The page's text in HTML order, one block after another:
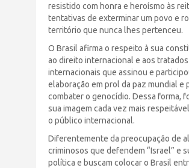
resistido com honra e heroísmo às
tentativas de exterminar um povo e
território que nunca lhes pertenceu.
O Brasil afirma o respeito à sua
ao direito internacional e aos tratados
internacionais que assinou e
elaboração em prol da paz mundial e
combater o genocídio. Dessa forma,
sua imagem cada vez mais
o público internacional.
Diferentemente da preocupação de
criminosos que defendem “Israel” e
política e buscam colocar o Brasil